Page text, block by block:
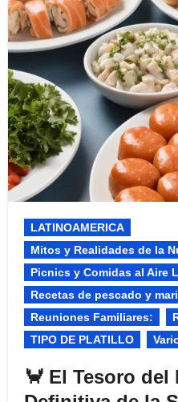
LATINOAMERICA
Mitos y Realidades de la
Picnics y Comidas al Aire
Recetas de pescado y
Reuniones Familiares:​
TIPO DE PLATILLO
🦀 El Tesoro